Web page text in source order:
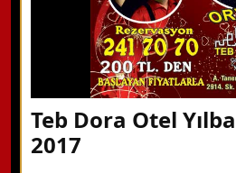
Teb Dora Otel
2017